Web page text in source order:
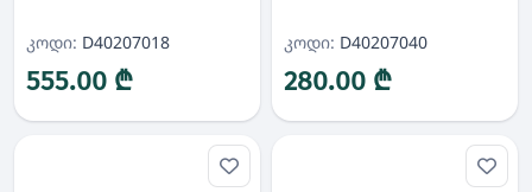
კოდი: D40207018
555.00 ₾
კოდი: D40207040
280.00 ₾